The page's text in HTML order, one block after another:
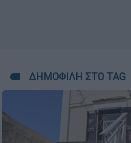
ΔΗΜΟΦΙΛΗ ΣΤΟ TAG